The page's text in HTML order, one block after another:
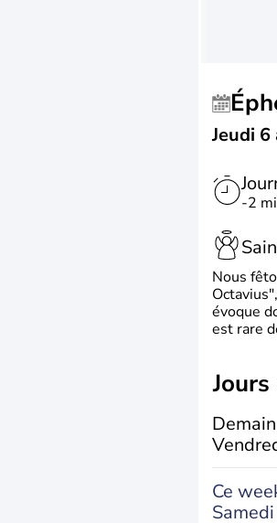
Jeudi
-2
Nous
évoque
est rare
Ce